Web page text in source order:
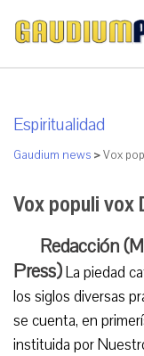
Espiritualidad
Gaudium news >Vox
Vox populi vox
Redacción
Press)La piedad
los siglos diversas
se cuenta, en
instituida por